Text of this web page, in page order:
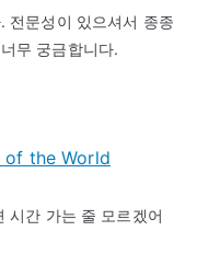
전문성이 있으셔서 종종
무 궁금합니다.
of the World
시간 가는 줄 모르겠어